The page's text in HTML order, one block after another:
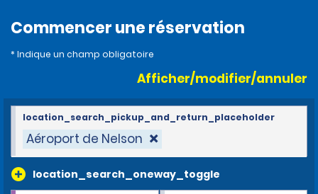
Commencer une réservation
* Indique un champ obligatoire
Afficher/modifier/annuler
Aéroport de Nelson
location_search_oneway_toggle
location_search_pickup_and_return_placeholder